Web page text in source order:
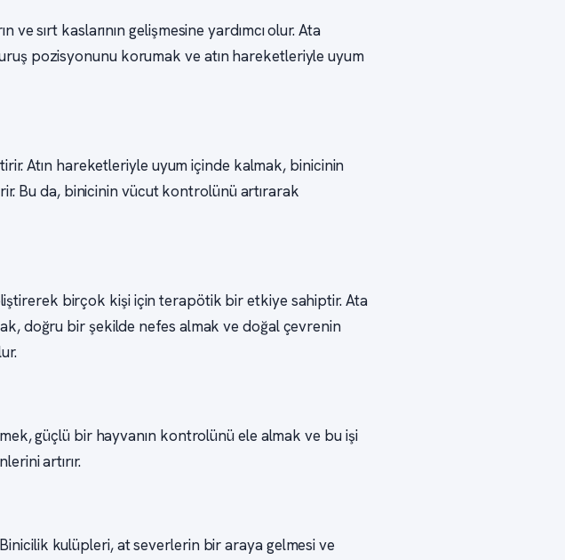
sırt kaslarının gelişmesine yardımcı olur. Ata
pozisyonunu korumak ve atın hareketleriyle uyum
Atın hareketleriyle uyum içinde kalmak, binicinin
Bu da, binicinin vücut kontrolünü artırarak
birçok kişi için terapötik bir etkiye sahiptir. Ata
doğru bir şekilde nefes almak ve doğal çevrenin
güçlü bir hayvanın kontrolünü ele almak ve bu işi
artırır.
kulüpleri, at severlerin bir araya gelmesi ve